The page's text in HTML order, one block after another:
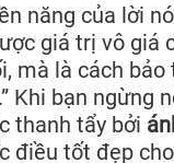
năng của lời
giá trị vô giá
mà là cách bảo
Khi bạn ngừng
thanh tẩy bởi
điều tốt đẹp